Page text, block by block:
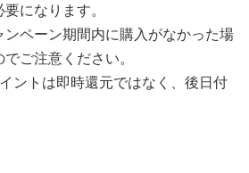
になります。
ンペーン期間内に購入がなかった場
ご注意ください。
ントは即時還元ではなく、後日付